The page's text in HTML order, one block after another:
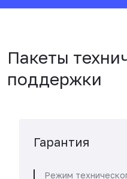
Пакеты
поддержки
Гарантия
Режим